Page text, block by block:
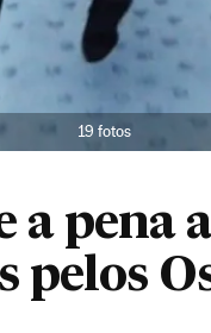
19 fotos
a pena
pelos